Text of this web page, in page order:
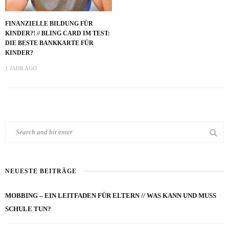
FINANZIELLE BILDUNG FÜR
KINDER?! // BLING CARD IM TEST:
DIE BESTE BANKKARTE FÜR
KINDER?
1 JAHR AGO
NEUESTE BEITRÄGE
MOBBING – EIN LEITFADEN FÜR ELTERN // WAS KANN UND MUSS
SCHULE TUN?